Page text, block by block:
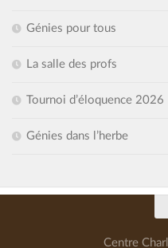
Génies pour tous
La salle des profs
Tournoi d’éloquence 2026
Génies dans l’herbe
Centre